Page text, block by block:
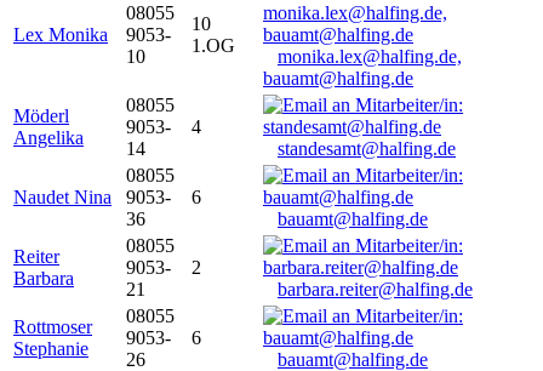
Lex Monika
08055
9053-
10
10
1.OG
monika.lex@halfing.de,
bauamt@halfing.de
Möderl
Angelika
08055
9053-
14
4
standesamt@halfing.de
Naudet Nina
08055
9053-
36
6
bauamt@halfing.de
Reiter
Barbara
08055
9053-
21
2
barbara.reiter@halfing.de
Rottmoser
Stephanie
08055
9053-
26
6
bauamt@halfing.de